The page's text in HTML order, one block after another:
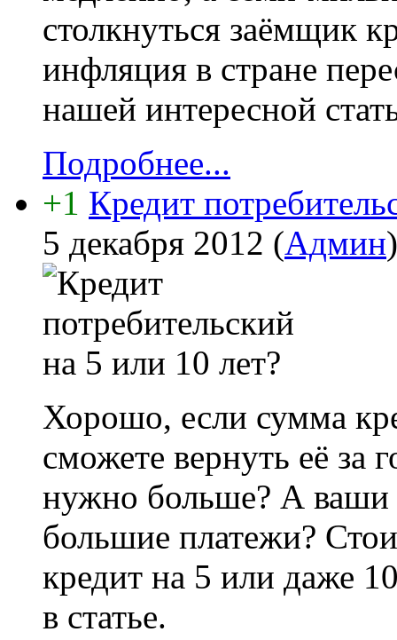
столкнуться заёмщик
инфляция в стране
нашей интересной
Подробнее...
+1 Кредит
5 декабря 2012 (Админ)
Хорошо, если сумма
сможете вернуть её за
нужно больше? А ваши
большие платежи?
кредит на 5 или даже
в статье.